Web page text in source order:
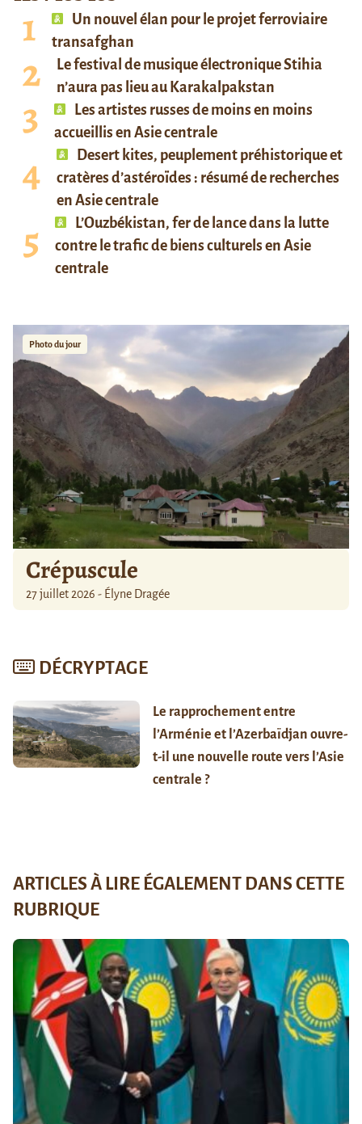
Un nouvel élan pour le projet ferroviaire
transafghan
Le festival de musique électronique Stihia
n’aura pas lieu au Karakalpakstan
Les artistes russes de moins en moins
accueillis en Asie centrale
Desert kites, peuplement préhistorique et
cratères d’astéroïdes : résumé de recherches
en Asie centrale
L’Ouzbékistan, fer de lance dans la lutte
contre le trafic de biens culturels en Asie
centrale
Photo du jour
Crépuscule
27 juillet 2026 - Élyne Dragée
DÉCRYPTAGE
Le rapprochement entre
l’Arménie et l’Azerbaïdjan ouvre-
t-il une nouvelle route vers l’Asie
centrale ?
ARTICLES À LIRE ÉGALEMENT DANS CETTE
RUBRIQUE